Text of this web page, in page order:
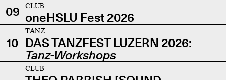
09
CLUB
oneHSLU Fest 2026
10
TANZ
DAS TANZFEST LUZERN 2026:
Tanz-Workshops
CLUB